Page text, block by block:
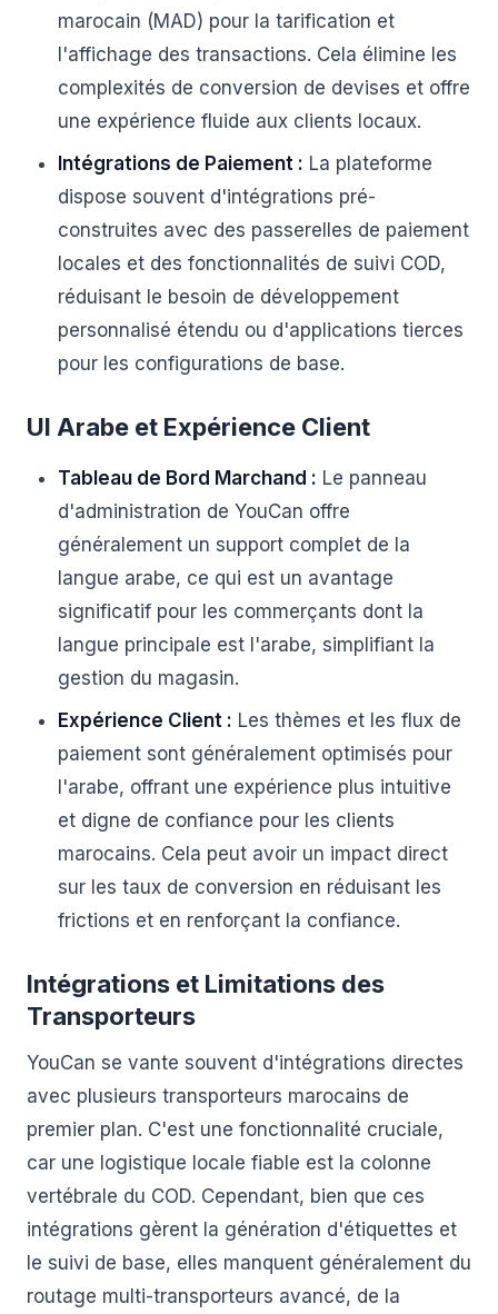
marocain (MAD) pour la tarification et
l'affichage des transactions. Cela élimine les
complexités de conversion de devises et offre
une expérience fluide aux clients locaux.
Intégrations de Paiement : La plateforme
dispose souvent d'intégrations pré-
construites avec des passerelles de paiement
locales et des fonctionnalités de suivi COD,
réduisant le besoin de développement
personnalisé étendu ou d'applications tierces
pour les configurations de base.
UI Arabe et Expérience Client
Tableau de Bord Marchand : Le panneau
d'administration de YouCan offre
généralement un support complet de la
langue arabe, ce qui est un avantage
significatif pour les commerçants dont la
langue principale est l'arabe, simplifiant la
gestion du magasin.
Expérience Client : Les thèmes et les flux de
paiement sont généralement optimisés pour
l'arabe, offrant une expérience plus intuitive
et digne de confiance pour les clients
marocains. Cela peut avoir un impact direct
sur les taux de conversion en réduisant les
frictions et en renforçant la confiance.
Intégrations et Limitations des
Transporteurs
YouCan se vante souvent d'intégrations directes
avec plusieurs transporteurs marocains de
premier plan. C'est une fonctionnalité cruciale,
car une logistique locale fiable est la colonne
vertébrale du COD. Cependant, bien que ces
intégrations gèrent la génération d'étiquettes et
le suivi de base, elles manquent généralement du
routage multi-transporteurs avancé, de la